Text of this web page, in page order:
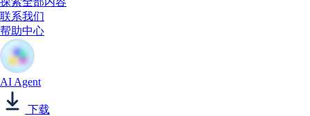
联系我们
帮助中心
AI Agent
下载